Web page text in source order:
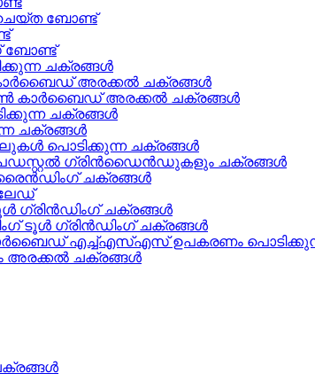
ചെയ്ത ബോണ്ട്
ബോണ്ട്
ചക്രങ്ങൾ
അരക്കൽ ചക്രങ്ങൾ
കാർബൈഡ് അരക്കൽ ചക്രങ്ങൾ
ചക്രങ്ങൾ
ചക്രങ്ങൾ
പൊടിക്കുന്ന ചക്രങ്ങൾ
ഗ്രിൻഡൈൻഡുകളും ചക്രങ്ങൾ
ചക്രങ്ങൾ
ടൂൾ ഗ്രിൻഡിംഗ് ചക്രങ്ങൾ
ടൂൾ ഗ്രിൻഡിംഗ് ചക്രങ്ങൾ
എച്ച്എസ്എസ് ഉപകരണം
അരക്കൽ ചക്രങ്ങൾ